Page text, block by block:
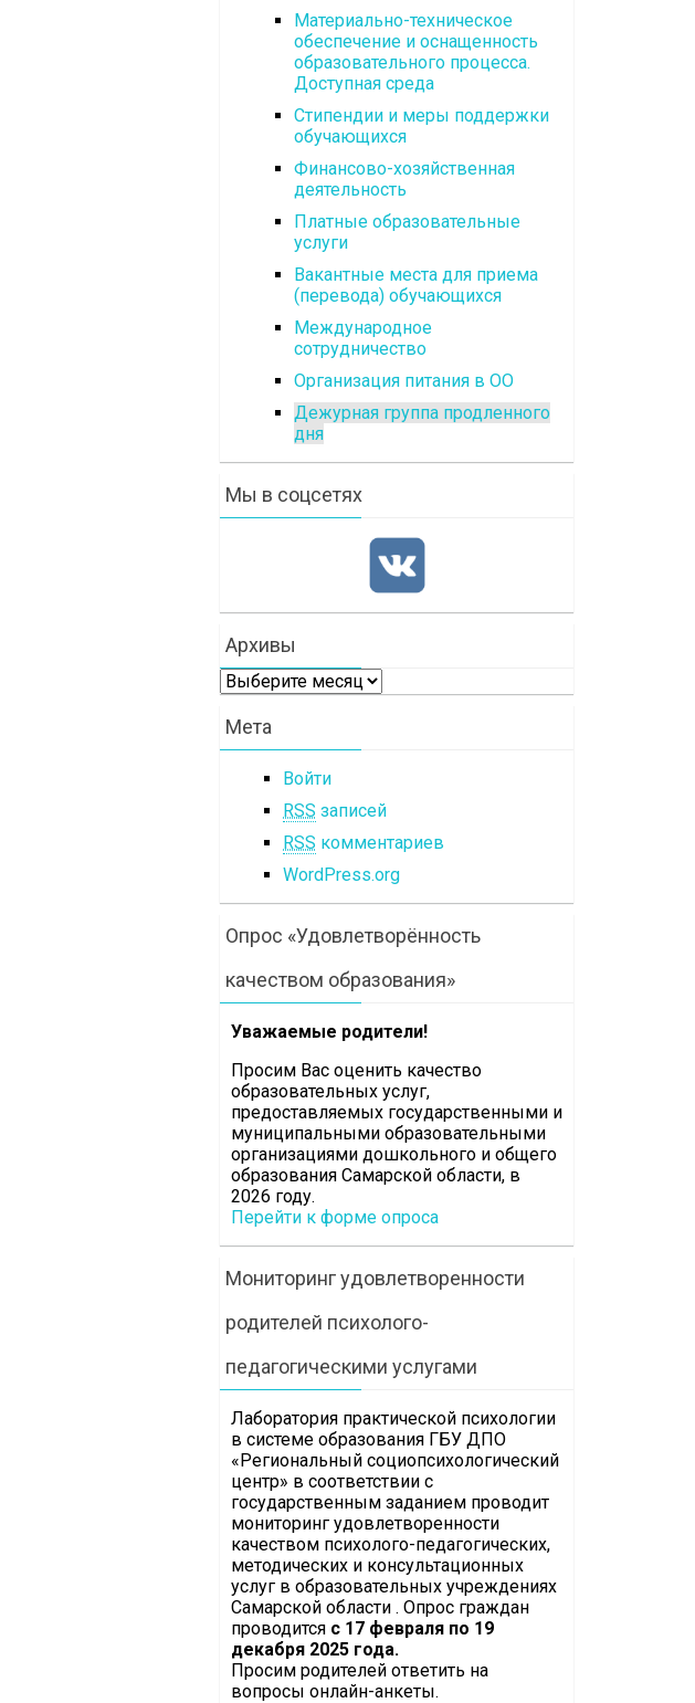
Материально-техническое
обеспечение и оснащенность
образовательного процесса.
Доступная среда
Стипендии и меры поддержки
обучающихся
Финансово-хозяйственная
деятельность
Платные образовательные
услуги
Вакантные места для приема
(перевода) обучающихся
Международное
сотрудничество
Организация питания в ОО
Дежурная группа продленного
дня
Мы в соцсетях
Архивы
Архивы
Мета
Войти
RSS записей
RSS комментариев
WordPress.org
Опрос «Удовлетворённость
качеством образования»
Уважаемые родители!
Просим Вас оценить качество
образовательных услуг,
предоставляемых государственными и
муниципальными образовательными
организациями дошкольного и общего
образования Самарской области, в
2026 году.
Перейти к форме опроса
Мониторинг удовлетворенности
родителей психолого-
педагогическими услугами
Лаборатория практической психологии
в системе образования ГБУ ДПО
«Региональный социопсихологический
центр» в соответствии с
государственным заданием проводит
мониторинг удовлетворенности
качеством психолого-педагогических,
методических и консультационных
услуг в образовательных учреждениях
Самарской области . Опрос граждан
проводится с 17 февраля по 19
декабря 2025 года.
Просим родителей ответить на
вопросы онлайн-анкеты.